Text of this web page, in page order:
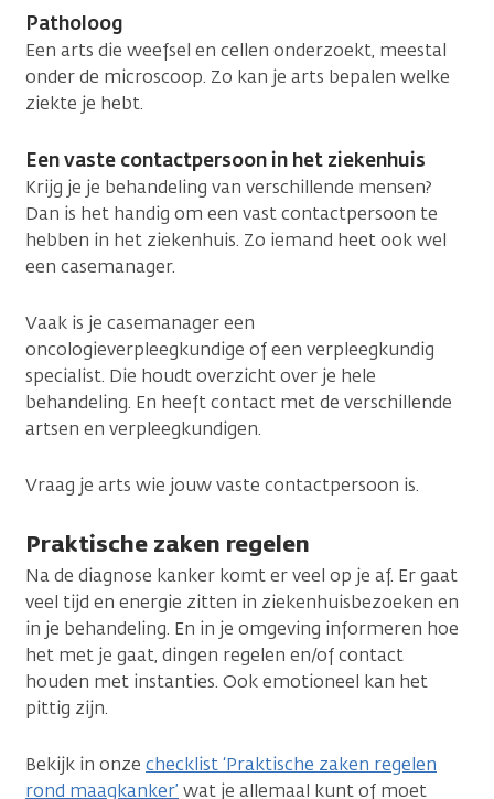
Patholoog
Een arts die weefsel en cellen onderzoekt, meestal
onder de microscoop. Zo kan je arts bepalen welke
ziekte je hebt.
Een vaste contactpersoon in het ziekenhuis
Krijg je je behandeling van verschillende mensen?
Dan is het handig om een vast contactpersoon te
hebben in het ziekenhuis. Zo iemand heet ook wel
een casemanager.
Vaak is je casemanager een
oncologieverpleegkundige of een verpleegkundig
specialist. Die houdt overzicht over je hele
behandeling. En heeft contact met de verschillende
artsen en verpleegkundigen.
Vraag je arts wie jouw vaste contactpersoon is.
Praktische zaken regelen
Na de diagnose kanker komt er veel op je af. Er gaat
veel tijd en energie zitten in ziekenhuisbezoeken en
in je behandeling. En in je omgeving informeren hoe
het met je gaat, dingen regelen en/of contact
houden met instanties. Ook emotioneel kan het
pittig zijn.
Bekijk in onze checklist ‘Praktische zaken regelen
rond maagkanker’ wat je allemaal kunt of moet